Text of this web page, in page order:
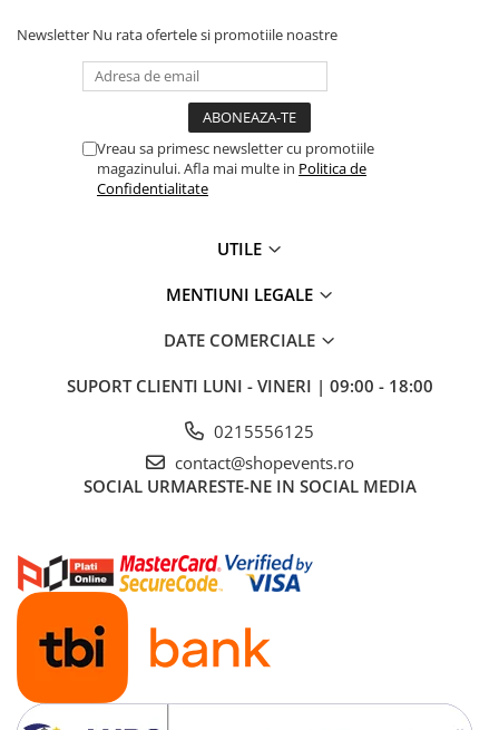
Newsletter Nu rata ofertele si promotiile noastre
Vreau sa primesc newsletter cu promotiile
magazinului. Afla mai multe in Politica de
Confidentialitate
UTILE
MENTIUNI LEGALE
DATE COMERCIALE
SUPORT CLIENTI LUNI - VINERI | 09:00 - 18:00
0215556125
contact@shopevents.ro
SOCIAL URMARESTE-NE IN SOCIAL MEDIA